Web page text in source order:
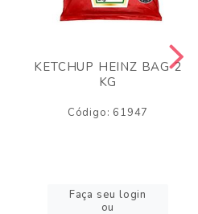
KETCHUP HEINZ BAG 2
KG
Código: 61947
Faça seu login
ou